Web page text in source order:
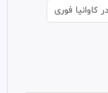
فوری